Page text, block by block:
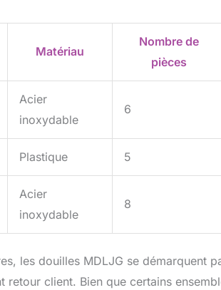
Matériau
Nombre de
pièces
Acier
inoxydable
6
Plastique 5
Acier
inoxydable
8
les douilles MDLJG se démarquent
client. Bien que certains